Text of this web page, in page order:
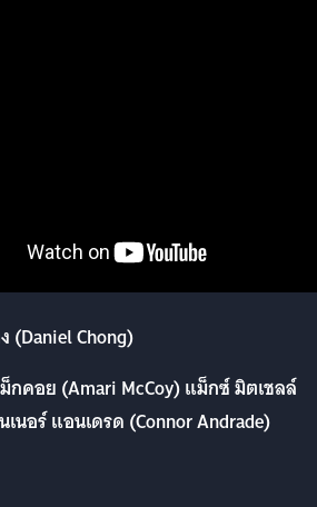
(Daniel Chong)
กคอย (Amari McCoy) แม็กซ์ มิตเชลล์
นอร์ แอนเดรด (Connor Andrade)